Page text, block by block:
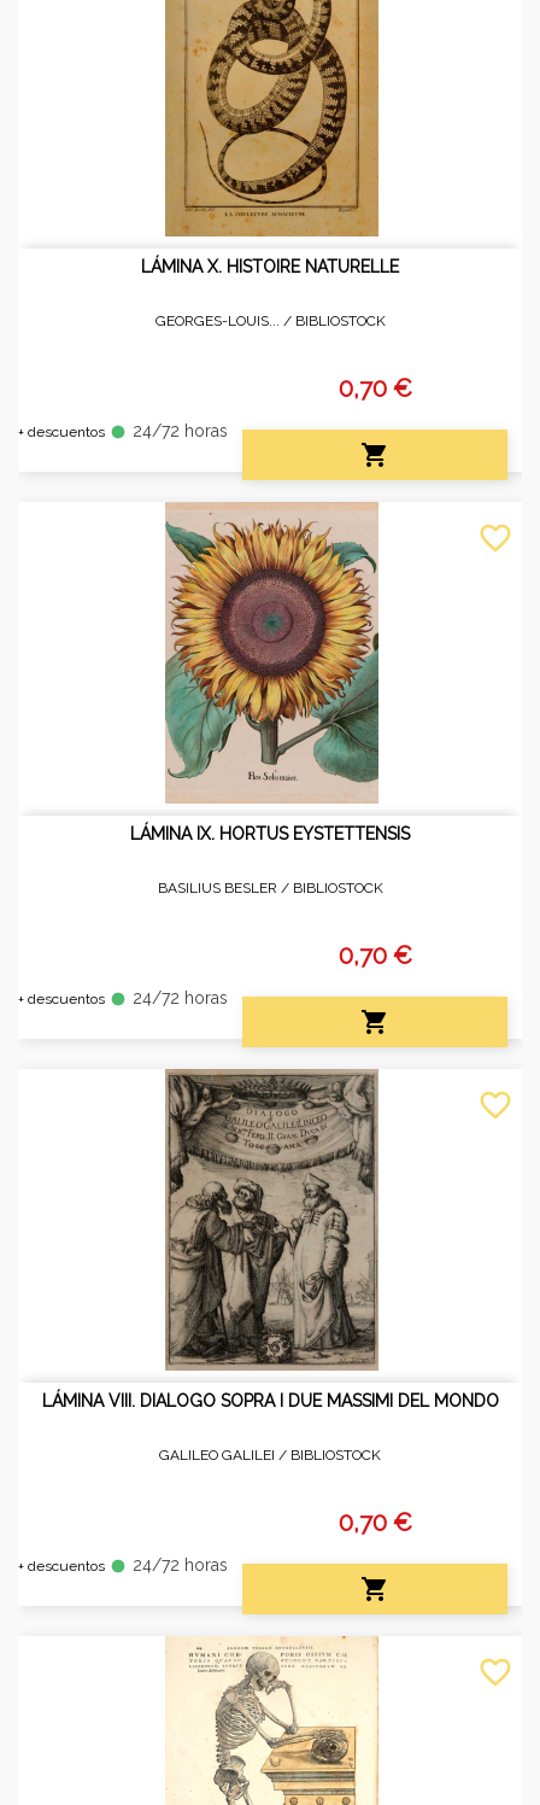
LÁMINA X. HISTOIRE NATURELLE
GEORGES-LOUIS... / BIBLIOSTOCK
+ descuentos fiber_manual_record 24/72 horas
0,70 €

LÁMINA IX. HORTUS EYSTETTENSIS
BASILIUS BESLER / BIBLIOSTOCK
+ descuentos fiber_manual_record 24/72 horas
0,70 €

favorite_border
LÁMINA VIII. DIALOGO SOPRA I DUE MASSIMI DEL MONDO
GALILEO GALILEI / BIBLIOSTOCK
+ descuentos fiber_manual_record 24/72 horas
0,70 €

favorite_border
favorite_border